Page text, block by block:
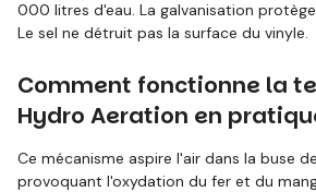
000 litres d'eau. La galvanisation
Le sel ne détruit pas la surface du vinyle.
Comment fonctionne la
Hydro Aeration en
Ce mécanisme aspire l'air dans la buse
provoquant l'oxydation du fer et du